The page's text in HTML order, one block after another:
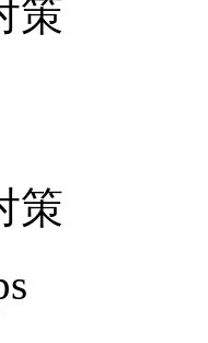
策
策